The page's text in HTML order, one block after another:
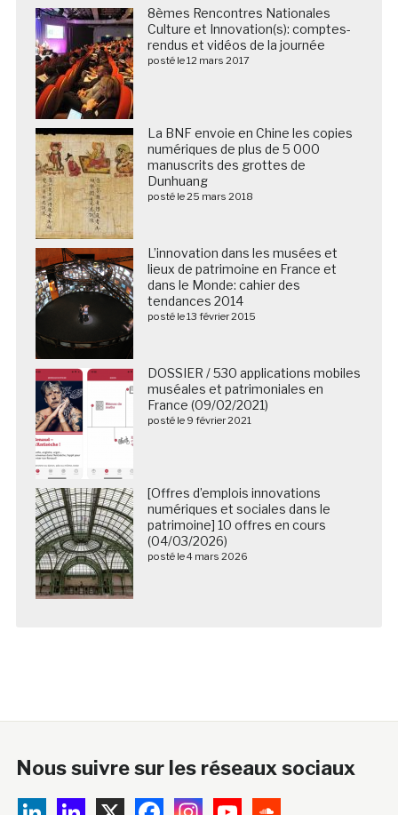
8èmes Rencontres Nationales
Culture et Innovation(s): comptes-
rendus et vidéos de la journée
posté le 12 mars 2017
La BNF envoie en Chine les copies
numériques de plus de 5 000
manuscrits des grottes de
Dunhuang
posté le 25 mars 2018
L’innovation dans les musées et
lieux de patrimoine en France et
dans le Monde: cahier des
tendances 2014
posté le 13 février 2015
DOSSIER / 530 applications mobiles
muséales et patrimoniales en
France (09/02/2021)
posté le 9 février 2021
[Offres d’emplois innovations
numériques et sociales dans le
patrimoine] 10 offres en cours
(04/03/2026)
posté le 4 mars 2026
Nous suivre sur les réseaux sociaux